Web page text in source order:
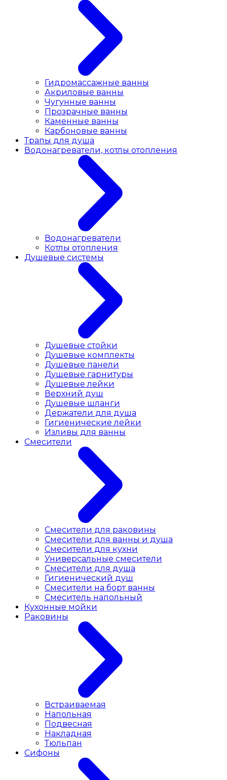
Гидромассажные ванны
Акриловые ванны
Чугунные ванны
Прозрачные ванны
Каменные ванны
Карбоновые ванны
Трапы для душа
Водонагреватели, котлы отопления
Водонагреватели
Котлы отопления
Душевые системы
Душевые стойки
Душевые комплекты
Душевые панели
Душевые гарнитуры
Душевые лейки
Верхний душ
Душевые шланги
Держатели для душа
Гигиенические лейки
Изливы для ванны
Смесители
Смесители для раковины
Cмесители для ванны и душа
Смесители для кухни
Универсальные смесители
Смесители для душа
Гигиенический душ
Смесители на борт ванны
Смеситель напольный
Кухонные мойки
Раковины
Встраиваемая
Напольная
Подвесная
Накладная
Тюльпан
Сифоны